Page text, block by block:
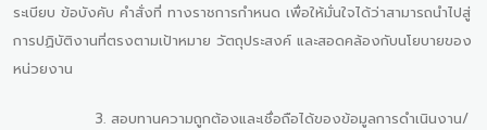
ระเบียบ ข้อบังคับ คำสั่งที่ ทางราชการกำหนด เพื่อให้มั่นใจได้ว่าสามารถนำไปสู่
การปฏิบัติงานที่ตรงตามเป้าหมาย วัตถุประสงค์ และสอดคล้องกับนโยบายของ
หน่วยงาน
3. สอบทานความถูกต้องและเชื่อถือได้ของข้อมูลการดำเนินงาน/